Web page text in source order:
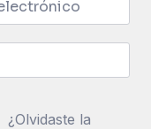
¿Olvidaste la